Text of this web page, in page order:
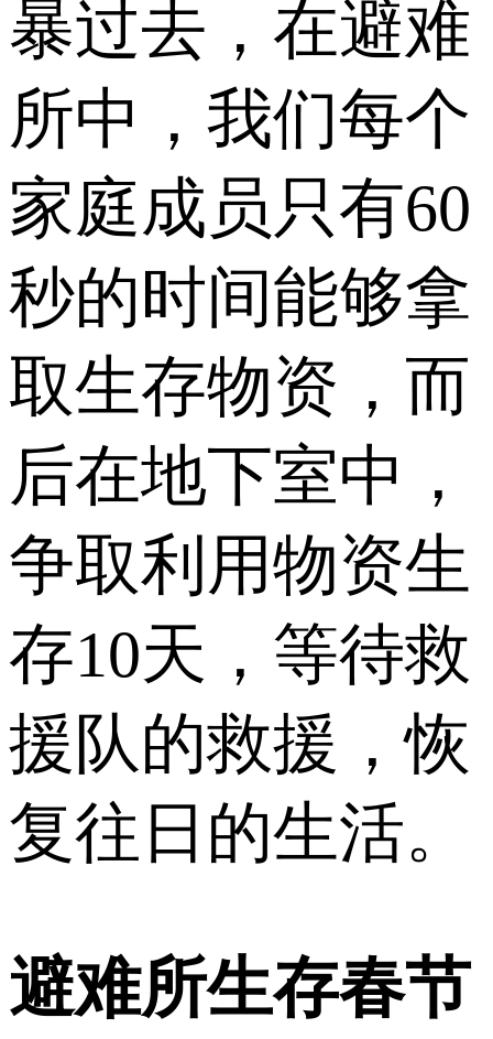
暴过去，在避难
所中，我们每个
家庭成员只有60
秒的时间能够拿
取生存物资，而
后在地下室中，
争取利用物资生
存10天，等待救
援队的救援，恢
复往日的生活。
避难所生存春节